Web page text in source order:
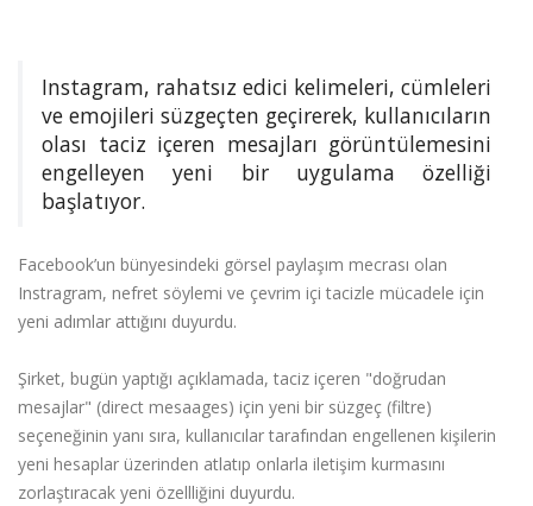
Instagram, rahatsız edici kelimeleri, cümleleri
ve emojileri süzgeçten geçirerek, kullanıcıların
olası taciz içeren mesajları görüntülemesini
engelleyen yeni bir uygulama özelliği
başlatıyor.
Facebook’un bünyesindeki görsel paylaşım mecrası olan
Instragram, nefret söylemi ve çevrim içi tacizle mücadele için
yeni adımlar attığını duyurdu.
Şirket, bugün yaptığı açıklamada, taciz içeren "doğrudan
mesajlar" (direct mesaages) için yeni bir süzgeç (filtre)
seçeneğinin yanı sıra, kullanıcılar tarafından engellenen kişilerin
yeni hesaplar üzerinden atlatıp onlarla iletişim kurmasını
zorlaştıracak yeni özellliğini duyurdu.